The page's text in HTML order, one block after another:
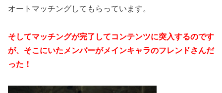
オートマッチングしてもらっています。
そしてマッチングが完了してコンテンツに突入するのです
が、そこにいたメンバーがメインキャラのフレンドさんだ
った！